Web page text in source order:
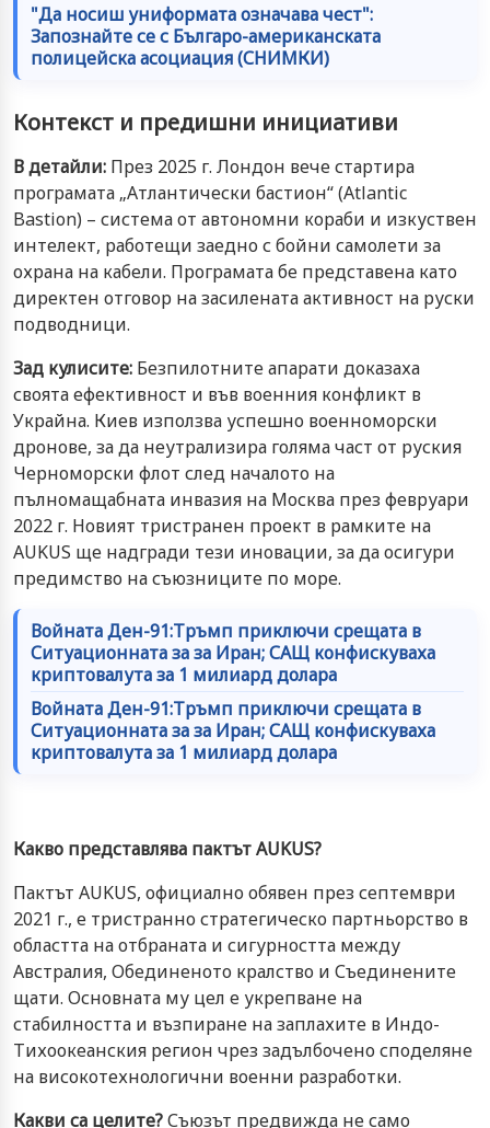
"Да носиш униформата означава чест":
Запознайте се с Българо-американската
полицейска асоциация (СНИМКИ)
Контекст и предишни инициативи
В детайли: През 2025 г. Лондон вече стартира
програмата „Атлантически бастион“ (Atlantic
Bastion) – система от автономни кораби и изкуствен
интелект, работещи заедно с бойни самолети за
охрана на кабели. Програмата бе представена като
директен отговор на засилената активност на руски
подводници.
Зад кулисите: Безпилотните апарати доказаха
своята ефективност и във военния конфликт в
Украйна. Киев използва успешно военноморски
дронове, за да неутрализира голяма част от руския
Черноморски флот след началото на
пълномащабната инвазия на Москва през февруари
2022 г. Новият тристранен проект в рамките на
AUKUS ще надгради тези иновации, за да осигури
предимство на съюзниците по море.
Войната Ден-91:Тръмп приключи срещата в
Ситуационната за за Иран; САЩ конфискуваха
криптовалута за 1 милиард долара
Войната Ден-91:Тръмп приключи срещата в
Ситуационната за за Иран; САЩ конфискуваха
криптовалута за 1 милиард долара
Какво представлява пактът AUKUS?
Пактът AUKUS, официално обявен през септември
2021 г., е тристранно стратегическо партньорство в
областта на отбраната и сигурността между
Австралия, Обединеното кралство и Съединените
щати. Основната му цел е укрепване на
стабилността и възпиране на заплахите в Индо-
Тихоокеанския регион чрез задълбочено споделяне
на високотехнологични военни разработки.
Какви са целите?Съюзът предвижда не само